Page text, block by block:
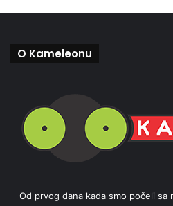
O Kameleonu
Od prvog dana kada smo počeli sa